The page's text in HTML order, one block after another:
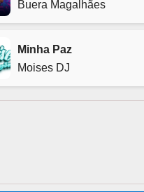
Buera Magalhães
Minha Paz
Moises DJ